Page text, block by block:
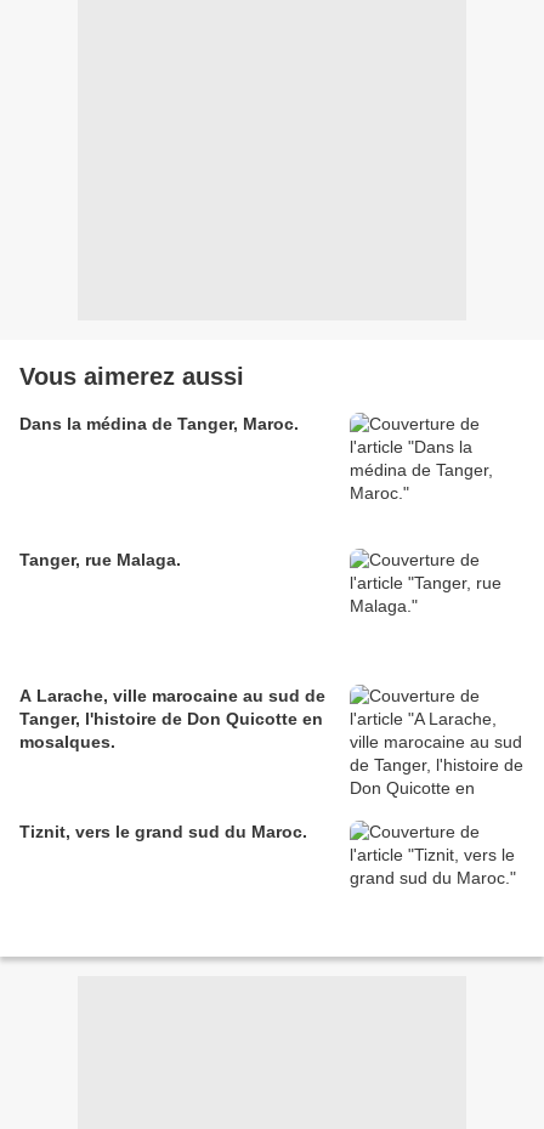
Vous aimerez aussi
Dans la médina de Tanger, Maroc.
Tanger, rue Malaga.
A Larache, ville marocaine au sud de
Tanger, l'histoire de Don Quicotte en
mosaIques.
Tiznit, vers le grand sud du Maroc.